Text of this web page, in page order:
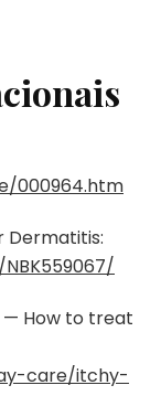
000964.htm
Dermatitis:
How to treat
care/itchy-